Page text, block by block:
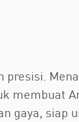
presisi.
membuat
gaya, siap